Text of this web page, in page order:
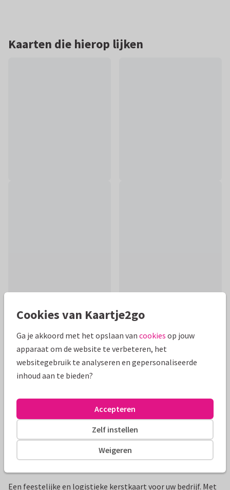
Kaarten die hierop lijken
Mooie extra's bij je kaart
Een feestelijke en logistieke kerstkaart voor uw bedrijf. Met
Cookies van Kaartje2go
Ga je akkoord met het opslaan van cookies op jouw
apparaat om de website te verbeteren, het
websitegebruik te analyseren en gepersonaliseerde
inhoud aan te bieden?
Weigeren
Zelf instellen
Accepteren